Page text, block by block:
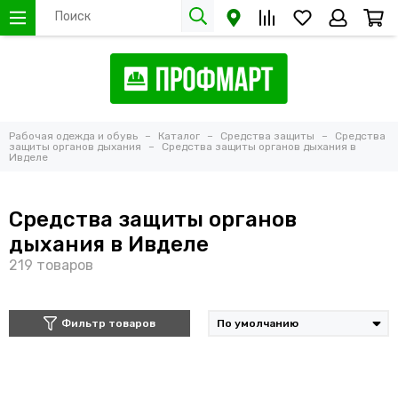
Рабочая одежда и обувь Каталог Средства защиты
Средства
защиты органов дыхания
Средства защиты органов дыхания в
Ивделе
Средства защиты органов
дыхания в Ивделе
Фильтр товаров